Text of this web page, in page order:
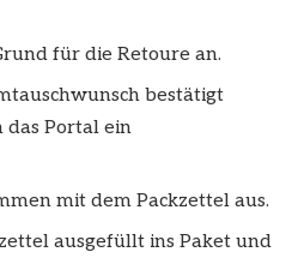
für die Retoure an.
bestätigt
das Portal ein
mit dem Packzettel aus.
ausgefüllt ins Paket und